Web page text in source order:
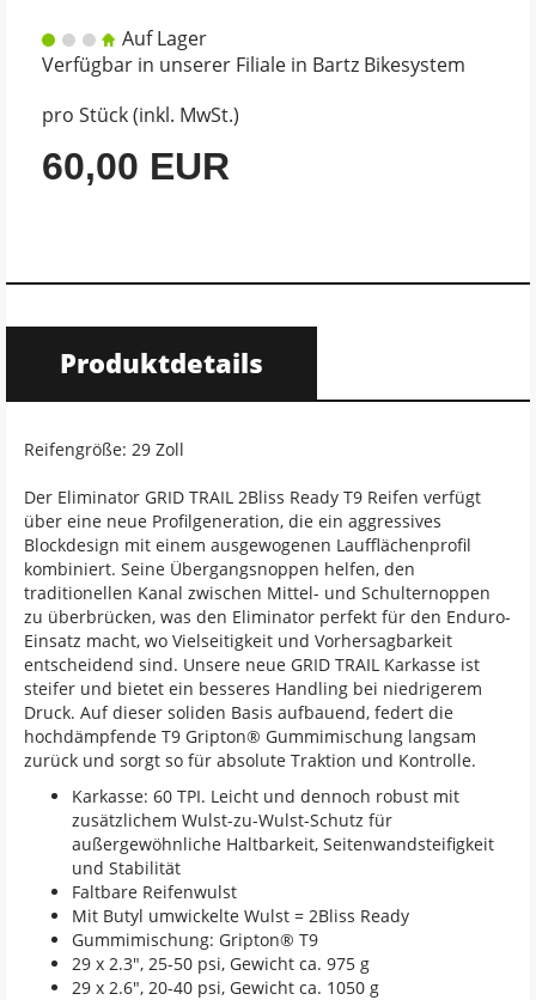
Auf Lager
Verfügbar in unserer Filiale in Bartz Bikesystem
pro Stück (inkl. MwSt.)
60,00 EUR
Produktdetails
Reifengröße: 29 Zoll
Der Eliminator GRID TRAIL 2Bliss Ready T9 Reifen verfügt
über eine neue Profilgeneration, die ein aggressives
Blockdesign mit einem ausgewogenen Laufflächenprofil
kombiniert. Seine Übergangsnoppen helfen, den
traditionellen Kanal zwischen Mittel- und Schulternoppen
zu überbrücken, was den Eliminator perfekt für den Enduro-
Einsatz macht, wo Vielseitigkeit und Vorhersagbarkeit
entscheidend sind. Unsere neue GRID TRAIL Karkasse ist
steifer und bietet ein besseres Handling bei niedrigerem
Druck. Auf dieser soliden Basis aufbauend, federt die
hochdämpfende T9 Gripton® Gummimischung langsam
zurück und sorgt so für absolute Traktion und Kontrolle.
Karkasse: 60 TPI. Leicht und dennoch robust mit
zusätzlichem Wulst-zu-Wulst-Schutz für
außergewöhnliche Haltbarkeit, Seitenwandsteifigkeit
und Stabilität
Faltbare Reifenwulst
Mit Butyl umwickelte Wulst = 2Bliss Ready
Gummimischung: Gripton® T9
29 x 2.3", 25-50 psi, Gewicht ca. 975 g
29 x 2.6", 20-40 psi, Gewicht ca. 1050 g